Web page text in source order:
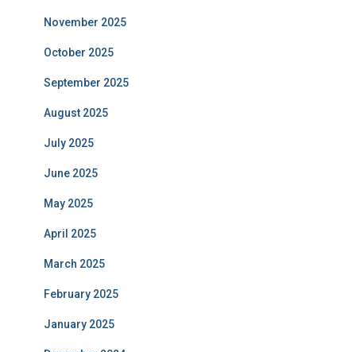
November 2025
October 2025
September 2025
August 2025
July 2025
June 2025
May 2025
April 2025
March 2025
February 2025
January 2025